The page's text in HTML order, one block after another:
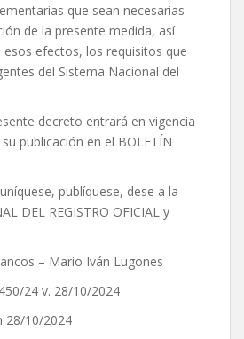
que sean necesarias
de la presente medida, así
efectos, los requisitos que
del Sistema Nacional del
decreto entrará en vigencia
publicación en el BOLETÍN
publíquese, dese a la
DEL REGISTRO OFICIAL y
– Mario Iván Lugones
24 v. 28/10/2024
28/10/2024